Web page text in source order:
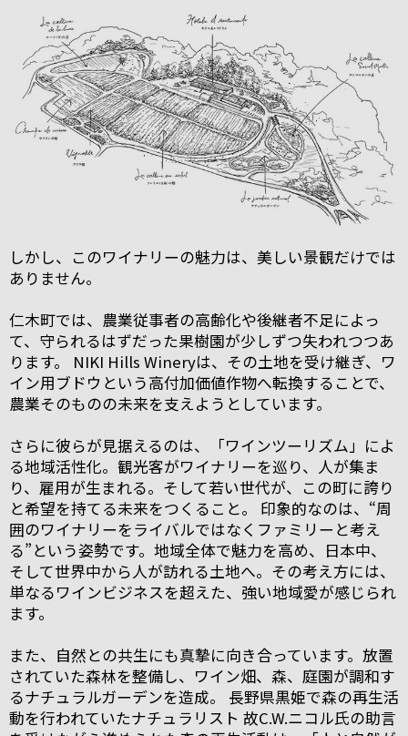
しかし、このワイナリーの魅力は、美しい景観だけでは
ありません。
仁木町では、農業従事者の高齢化や後継者不足によっ
て、守られるはずだった果樹園が少しずつ失われつつあ
ります。 NIKI Hills Wineryは、その土地を受け継ぎ、ワ
イン用ブドウという高付加価値作物へ転換することで、
農業そのものの未来を支えようとしています。
さらに彼らが見据えるのは、「ワインツーリズム」によ
る地域活性化。観光客がワイナリーを巡り、人が集ま
り、雇用が生まれる。そして若い世代が、この町に誇り
と希望を持てる未来をつくること。 印象的なのは、“周
囲のワイナリーをライバルではなくファミリーと考え
る”という姿勢です。地域全体で魅力を高め、日本中、
そして世界中から人が訪れる土地へ。その考え方には、
単なるワインビジネスを超えた、強い地域愛が感じられ
ます。
また、自然との共生にも真摯に向き合っています。放置
されていた森林を整備し、ワイン畑、森、庭園が調和す
るナチュラルガーデンを造成。 長野県黒姫で森の再生活
動を行われていたナチュラリスト 故C.W.ニコル氏の助言